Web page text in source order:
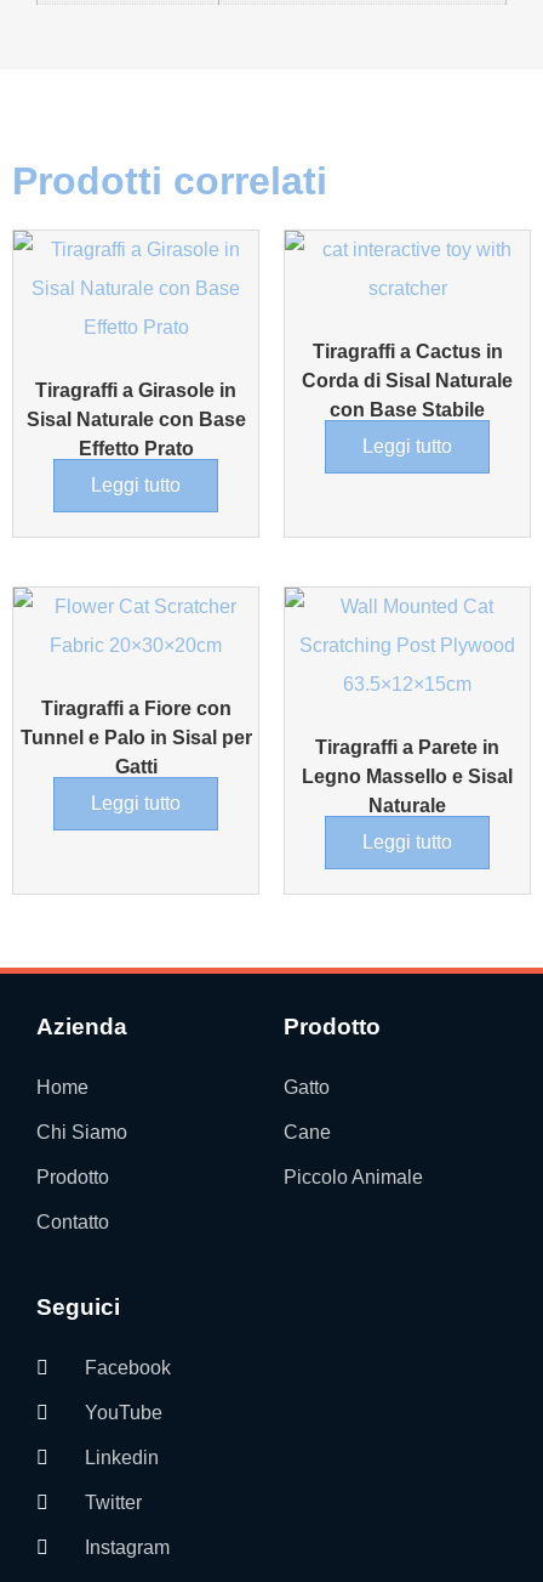
Prodotti correlati
Tiragraffi a Girasole in
Sisal Naturale con Base
Effetto Prato
Leggi tutto
Tiragraffi a Cactus in
Corda di Sisal Naturale
con Base Stabile
Leggi tutto
Tiragraffi a Fiore con
Tunnel e Palo in Sisal per
Gatti
Leggi tutto
Tiragraffi a Parete in
Legno Massello e Sisal
Naturale
Leggi tutto
Azienda
Home
Chi Siamo
Prodotto
Contatto
Prodotto
Gatto
Cane
Piccolo Animale
Seguici
Facebook
YouTube
Linkedin
Twitter
Instagram